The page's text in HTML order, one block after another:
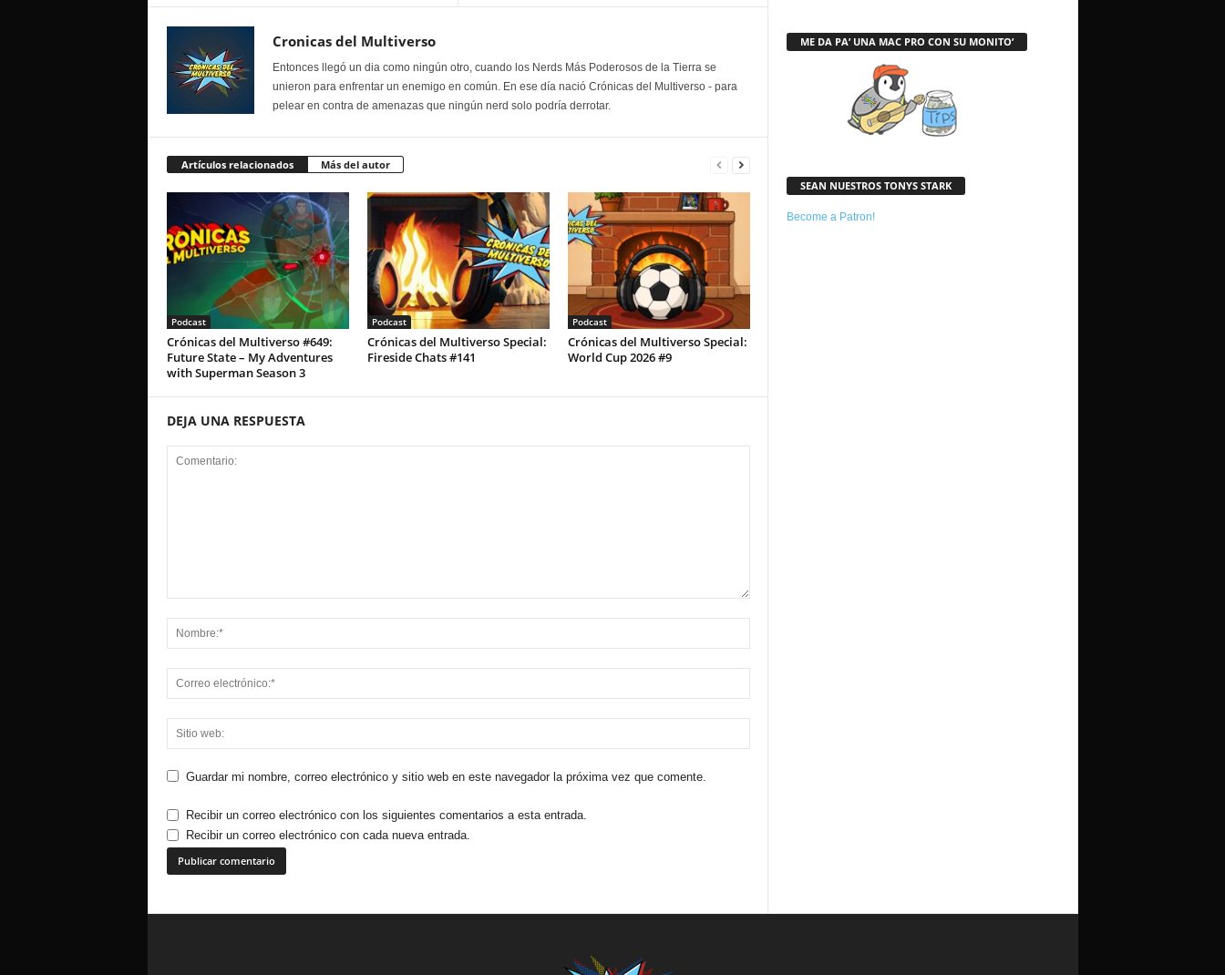
Cronicas del Multiverso
Entonces llegó un dia como ningún otro, cuando los Nerds Más Poderosos de la Tierra se
unieron para enfrentar un enemigo en común. En ese día nació Crónicas del Multiverso - para
pelear en contra de amenazas que ningún nerd solo podría derrotar.
Artículos relacionados Más del autor
Podcast
Crónicas del Multiverso #649:
Future State – My Adventures
with Superman Season 3
Podcast
Crónicas del Multiverso Special:
Fireside Chats #141
Podcast
Crónicas del Multiverso Special:
World Cup 2026 #9
DEJA UNA RESPUESTA
Guardar mi nombre, correo electrónico y sitio web en este navegador la próxima vez que comente.
Recibir un correo electrónico con los siguientes comentarios a esta entrada.
Recibir un correo electrónico con cada nueva entrada.
ME DA PA’ UNA MAC PRO CON SU MONITO’
SEAN NUESTROS TONYS STARK
Become a Patron!